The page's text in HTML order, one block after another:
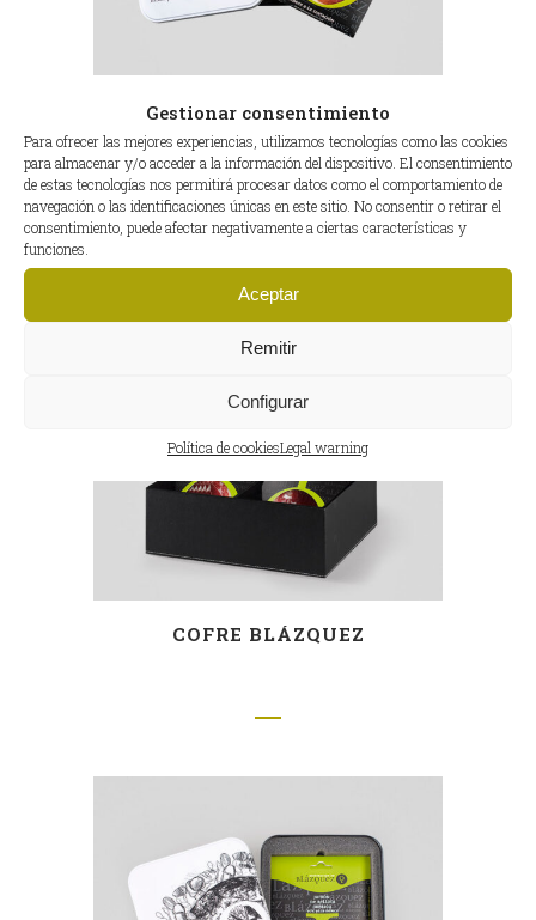
Gestionar consentimiento
Para ofrecer las mejores experiencias, utilizamos tecnologías como las cookies
para almacenar y/o acceder a la información del dispositivo. El consentimiento
de estas tecnologías nos permitirá procesar datos como el comportamiento de
navegación o las identificaciones únicas en este sitio. No consentir o retirar el
consentimiento, puede afectar negativamente a ciertas características y
funciones.
Aceptar
Remitir
Configurar
Política de cookiesLegal warning
CAJA DIAMOND SURTIDO
COFRE BLÁZQUEZ